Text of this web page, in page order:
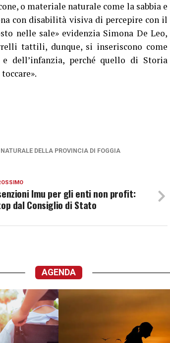
o materiale naturale come la sabbia e
con disabilità visiva di percepire con il
nelle sale» evidenzia Simona De Leo,
tattili, dunque, si inseriscono come
dell’infanzia, perché quello di Storia
DELLA PROVINCIA DI FOGGIA
Imu per gli enti non profit:
dal Consiglio di Stato
AGENDA